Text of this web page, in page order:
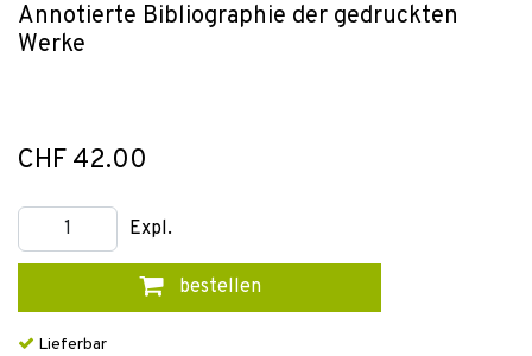
Annotierte Bibliographie der gedruckten
Werke
CHF 42.00
Expl.
bestellen
Lieferbar